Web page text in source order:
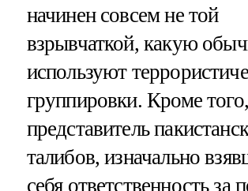
начинен совсем не той
взрывчаткой, какую
используют
группировки. Кроме того,
представитель
талибов, изначально
себя ответственность за